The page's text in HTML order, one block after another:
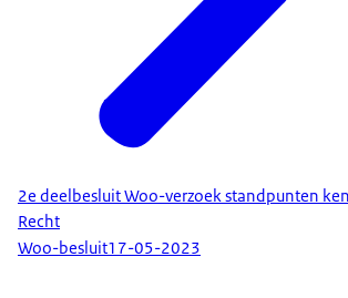
2e deelbesluit Woo-verzoek standpunten
Recht
Woo-besluit17-05-2023